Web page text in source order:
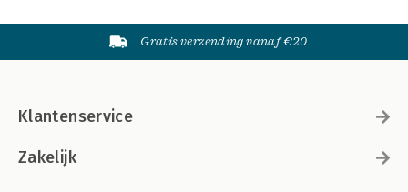
Gratis verzending vanaf €20
Klantenservice
Zakelijk